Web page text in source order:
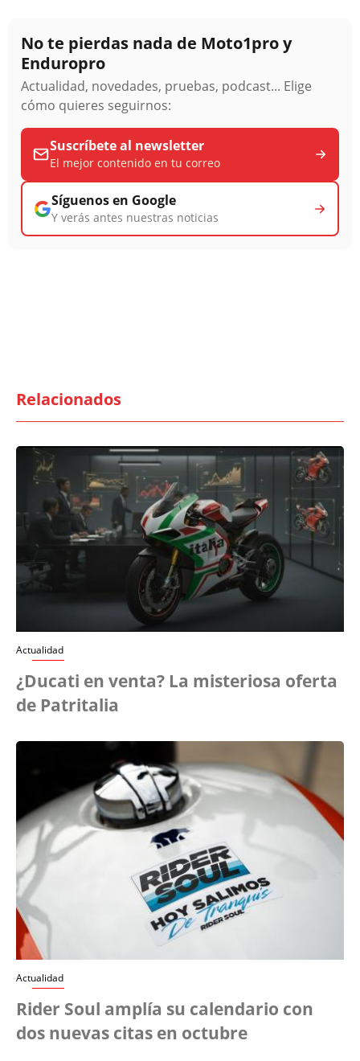
No te pierdas nada de Moto1pro y
Enduropro
Actualidad, novedades, pruebas, podcast... Elige
cómo quieres seguirnos:
Suscríbete al newsletter
El mejor contenido en tu correo
Síguenos en Google
Y verás antes nuestras noticias
Relacionados
Actualidad
¿Ducati en venta? La misteriosa oferta
de Patritalia
Actualidad
Rider Soul amplía su calendario con
dos nuevas citas en octubre